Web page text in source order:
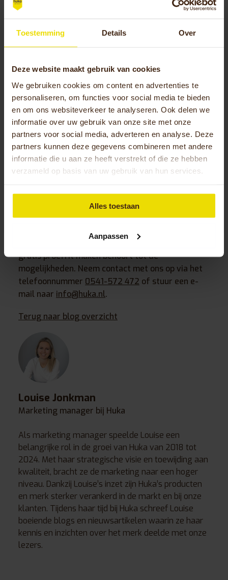
Toestemming Details Over
Deze website maakt gebruik van cookies
We gebruiken cookies om content en advertenties te
personaliseren, om functies voor social media te bieden
en om ons websiteverkeer te analyseren. Ook delen we
informatie over uw gebruik van onze site met onze
partners voor social media, adverteren en analyse. Deze
partners kunnen deze gegevens combineren met andere
informatie die u aan ze heeft verstrekt of die ze hebben
verzameld op basis van uw gebruik van hun services.
Alles toestaan
Aanpassen
zonder hierover na te denken en als het lekker
diverse driewielfietsen uitgeprobeerd te hebben
moest de driewielfiets Cortes het worden. Het
en ik heb hem helemaal naar eigen wens
samengesteld. Maar eigenlijk praat ik liever over
een gewone fiets, want het biedt mij zoveel
plezier. Hoezo een gehandicapten fiets? Ik hoef
me dus niet meer te schamen als ik onderweg
ben. Iedereen verdient zo’n fantastische fiets!”
Meer weten over de mogelijkheden
Wil je meer informatie ontvangen over onze
fietsen die, steeds minder, in de volksmond nog
vertellen je graag over de mogelijkheden. Een
gratis proefrit maken behoort tot de
mogelijkheden. Neem contact met ons op via het
telefoonnummer 0541-572 472 of stuur een e-
mail naar info@huka.nl.
Terug naar blog overzicht
Louise Jonkman
Marketing manager bij Huka
Als marketing manager speelde Louise een
belangrijke rol in de groei van Huka van 2018 tot
2024. Met haar strategische visie en toewijding aan
kwaliteit, bracht ze de marketing naar een hoger
niveau. Dankzij Louise’s inzet zijn Huka’s producten
en merk sterker verankerd in de markt en bij onze
klanten. Tijdens haar tijd bij Huka schreef Louise
boeiende blogs en nieuwsartikelen waarin ze haar
kennis en inzichten over het merk deelde met onze
lezers.